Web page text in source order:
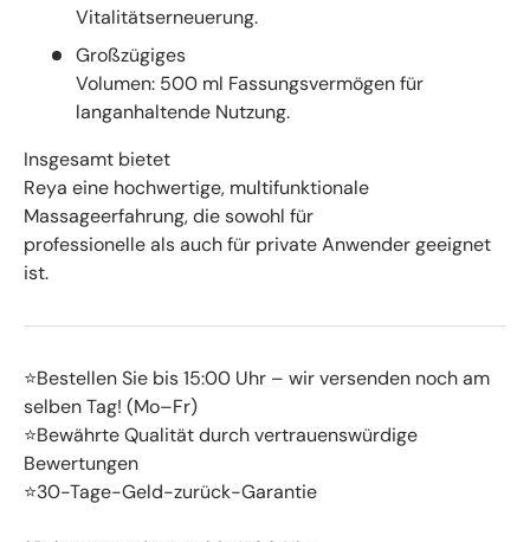
Vitalitätserneuerung.
Großzügiges
Volumen: 500 ml Fassungsvermögen für
langanhaltende Nutzung.
Insgesamt bietet
Reya eine hochwertige, multifunktionale
Massageerfahrung, die sowohl für
professionelle als auch für private Anwender geeignet
ist.
⭐Bestellen Sie bis 15:00 Uhr – wir versenden noch am
selben Tag! (Mo–Fr)
⭐Bewährte Qualität durch vertrauenswürdige
Bewertungen
⭐30-Tage-Geld-zurück-Garantie